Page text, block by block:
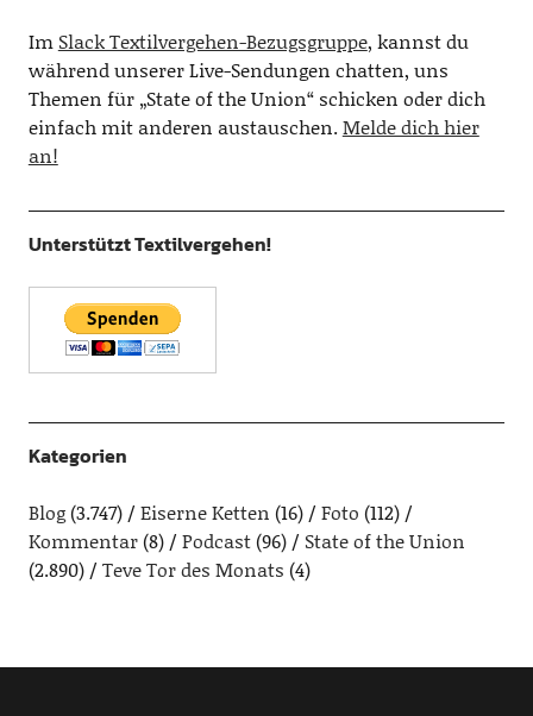
Im Slack Textilvergehen-Bezugsgruppe, kannst du
während unserer Live-Sendungen chatten, uns
Themen für „State of the Union“ schicken oder dich
einfach mit anderen austauschen.Melde dich hier
an!
Unterstützt Textilvergehen!
Kategorien
Blog(3.747) Eiserne Ketten (16) Foto (112)
Kommentar(8) Podcast(96)
State of the Union
(2.890)
Teve Tor des Monats (4)